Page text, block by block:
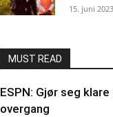
15. juni 2023
MUST READ
ESPN: Gjør seg
overgang